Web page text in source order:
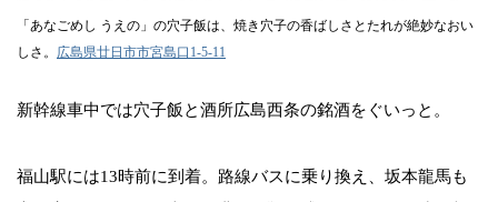
「あなごめし うえの」の穴子飯は、焼き穴子の香ばしさとたれが絶妙なおい
しさ。 広島県廿日市市宮島口1-5-11
新幹線車中では穴子飯と酒所広島西条の銘酒をぐいっと。
福山駅には13時前に到着。路線バスに乗り換え、坂本龍馬も